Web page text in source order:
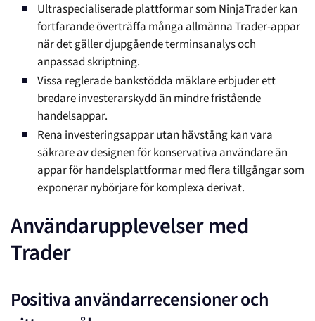
Ultraspecialiserade plattformar som NinjaTrader kan
fortfarande överträffa många allmänna Trader-appar
när det gäller djupgående terminsanalys och
anpassad skriptning.
Vissa reglerade bankstödda mäklare erbjuder ett
bredare investerarskydd än mindre fristående
handelsappar.
Rena investeringsappar utan hävstång kan vara
säkrare av designen för konservativa användare än
appar för handelsplattformar med flera tillgångar som
exponerar nybörjare för komplexa derivat.
Användarupplevelser med
Trader
Positiva användarrecensioner och